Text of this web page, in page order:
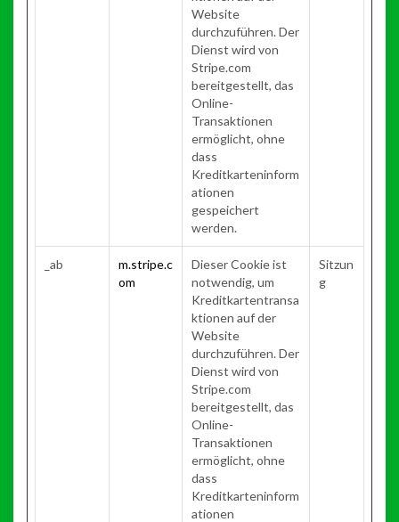
Website
durchzuführen. Der
Dienst wird von
Stripe.com
bereitgestellt, das
Online-
Transaktionen
ermöglicht, ohne
dass
Kreditkarteninform
ationen
gespeichert
werden.
_ab
m.stripe.c
om
Dieser Cookie ist
notwendig, um
Kreditkartentransa
ktionen auf der
Website
durchzuführen. Der
Dienst wird von
Stripe.com
bereitgestellt, das
Online-
Transaktionen
ermöglicht, ohne
dass
Kreditkarteninform
ationen
Sitzun
g